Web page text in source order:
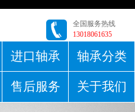
全国服务热线
13018061635
进口轴承 轴承分类
售后服务 关于我们